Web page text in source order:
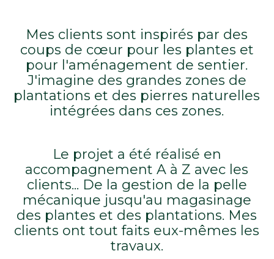
Mes clients sont inspirés par des
coups de cœur pour les plantes et
pour l'aménagement de sentier.
J'imagine des grandes zones de
plantations et des pierres naturelles
intégrées dans ces zones.
Le projet a été réalisé en
accompagnement A à Z avec les
clients... De la gestion de la pelle
mécanique jusqu'au magasinage
des plantes et des plantations. Mes
clients ont tout faits eux-mêmes les
travaux.